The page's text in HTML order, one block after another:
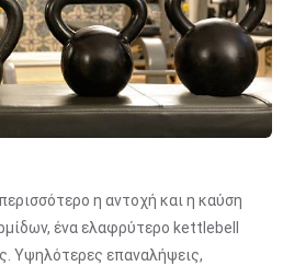
η αντοχή και η καύση
ένα ελαφρύτερο kettlebell
Υψηλότερες επαναλήψεις,